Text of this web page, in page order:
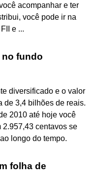
acompanhar e ter
você pode ir na
e ...
no fundo
diversificado e o valor
de 3,4 bilhões de reais.
2010 até hoje você
2.957,43 centavos se
longo do tempo.
folha de